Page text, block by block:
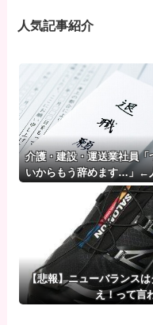
人気記事紹介
介護・建設・運送業社員「
いからもう辞めます…」←
辞めすぎて倒産する会社が
続増加
【悲報】ニューバランス
え！って言